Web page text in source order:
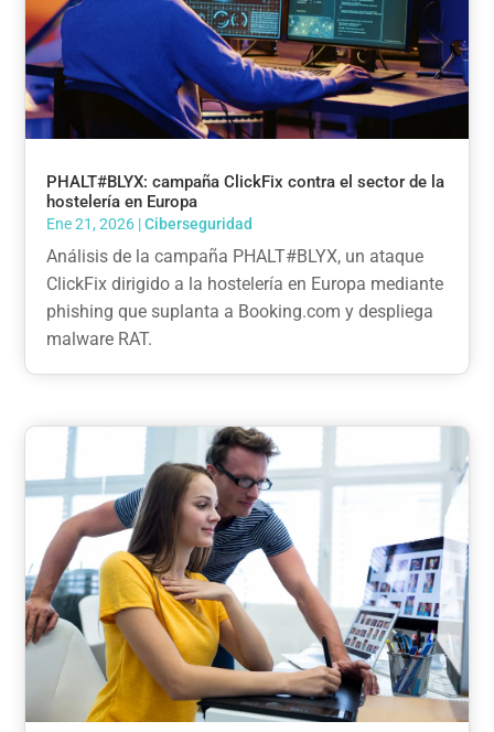
PHALT#BLYX: campaña ClickFix contra el sector de la
hostelería en Europa
Ene 21, 2026 |Ciberseguridad
Análisis de la campaña PHALT#BLYX, un ataque
ClickFix dirigido a la hostelería en Europa mediante
phishing que suplanta a Booking.com y despliega
malware RAT.